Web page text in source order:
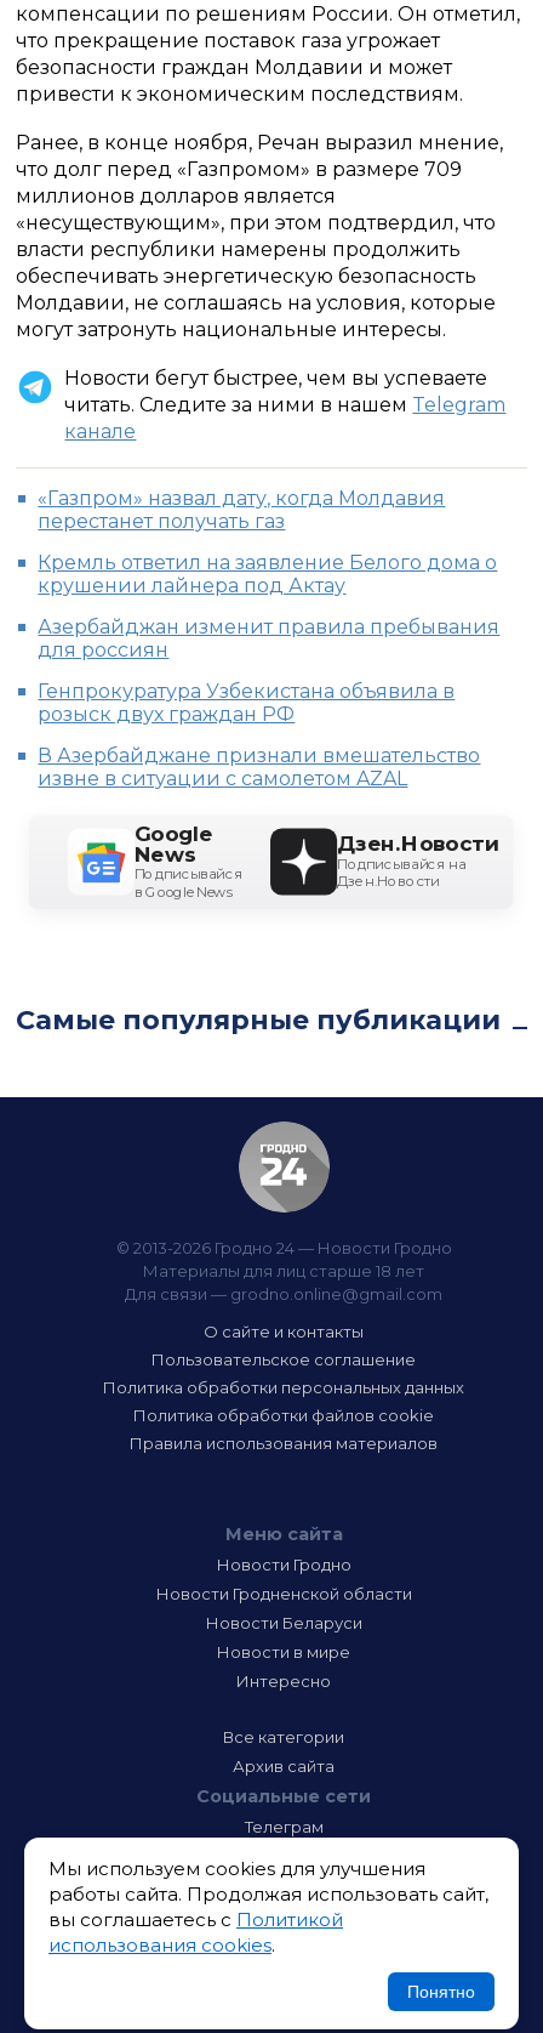
компенсации по решениям России. Он отметил,
что прекращение поставок газа угрожает
безопасности граждан Молдавии и может
привести к экономическим последствиям.
Ранее, в конце ноября, Речан выразил мнение,
что долг перед «Газпромом» в размере 709
миллионов долларов является
«несуществующим», при этом подтвердил, что
власти республики намерены продолжить
обеспечивать энергетическую безопасность
Молдавии, не соглашаясь на условия, которые
могут затронуть национальные интересы.
Новости бегут быстрее, чем вы успеваете
читать. Следите за ними в нашем Telegram
канале
«Газпром» назвал дату, когда Молдавия
перестанет получать газ
Кремль ответил на заявление Белого дома о
крушении лайнера под Актау
Азербайджан изменит правила пребывания
для россиян
Генпрокуратура Узбекистана объявила в
розыск двух граждан РФ
В Азербайджане признали вмешательство
извне в ситуации с самолетом AZAL
Google
News
Подписывайся
в Google News
Дзен.Новости
Подписывайся на
Дзен.Новости
Самые популярные публикации
© 2013-2026 Гродно 24 — Новости Гродно
Материалы для лиц старше 18 лет
Для связи — grodno.online@gmail.com
О сайте и контакты
Пользовательское соглашение
Политика обработки персональных данных
Политика обработки файлов cookie
Правила использования материалов
Меню сайта
Новости Гродно
Новости Гродненской области
Новости Беларуси
Новости в мире
Интересно
Все категории
Архив сайта
Социальные сети
Телеграм
Инстаграм
Тик-Ток
Одноклассники
ВК
Мы используем cookies для улучшения
работы сайта. Продолжая использовать сайт,
вы соглашаетесь с Политикой
использования cookies.
Понятно